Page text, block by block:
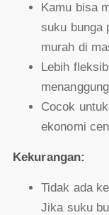
Kamu bisa
suku bunga
murah di
Lebih
Cocok
ekonomi
Kekurangan:
Tidak ada
Jika suku